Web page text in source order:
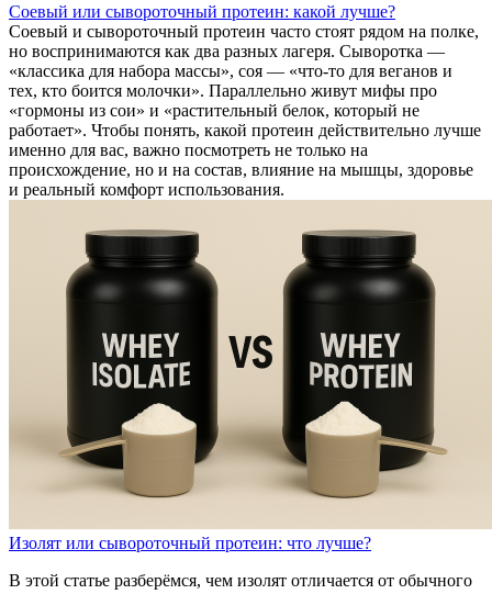
Соевый или сывороточный протеин: какой лучше?
Соевый и сывороточный протеин часто стоят рядом на полке,
но воспринимаются как два разных лагеря. Сыворотка —
«классика для набора массы», соя — «что-то для веганов и
тех, кто боится молочки». Параллельно живут мифы про
«гормоны из сои» и «растительный белок, который не
работает». Чтобы понять, какой протеин действительно лучше
именно для вас, важно посмотреть не только на
происхождение, но и на состав, влияние на мышцы, здоровье
и реальный комфорт использования.
Изолят или сывороточный протеин: что лучше?
В этой статье разберёмся, чем изолят отличается от обычного